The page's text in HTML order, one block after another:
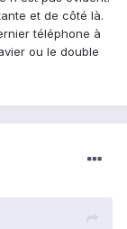
et de côté là.
téléphone à
ou le double